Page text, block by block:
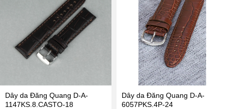
Dây da Đăng Quang D-A-
1147KS.8.CASTO-18
Dây da Đăng Quang D-A-
6057PKS.4P-24